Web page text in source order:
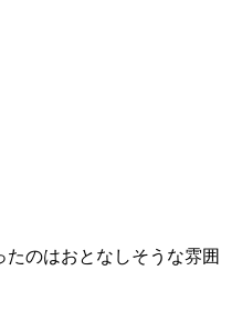
のはおとなしそうな雰囲